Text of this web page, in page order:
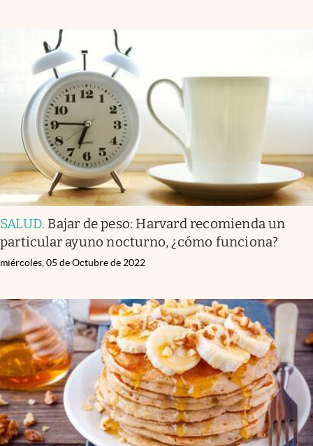
SALUD. Bajar de peso: Harvard recomienda un
particular ayuno nocturno, ¿cómo funciona?
miércoles, 05 de Octubre de 2022